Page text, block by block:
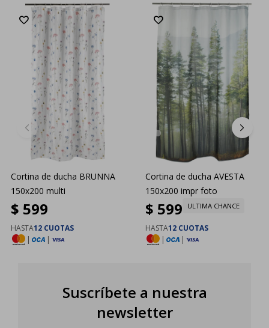
Cortina de ducha BRUNNA
150x200 multi
$ 599
HASTA12 CUOTAS
|
|
Cortina de ducha AVESTA
150x200 impr foto
$ 599 ULTIMA CHANCE
HASTA12 CUOTAS
|
|
Suscríbete a nuestra
newsletter